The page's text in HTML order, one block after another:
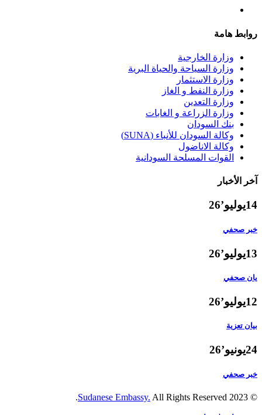
روابط هامة
وزارة الخارجية
وزارة السياحة والحياة البرية
وزارة الاستثمار
وزارة النفط و الغاز
وزارة التعدين
وزارة الزراعة و الغابات
بنك السودان
وكالة السودان للأنباء (SUNA)
وكالة الاناضول
القوات المسلحة السودانية
آخر الأخبار
14يوليو’26
خبر صحفي
13يوليو’26
يان صحفي
12يوليو’26
بيان تعزية
24يونيو’26
خبر صحفي
© 2023
Sudanese Embassy. All Rights Reserved.